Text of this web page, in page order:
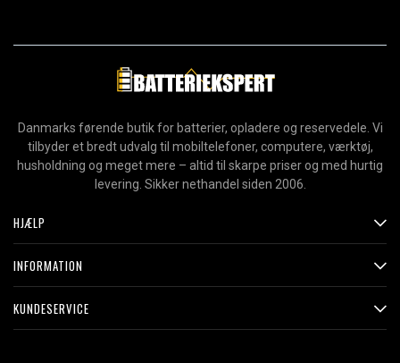
Danmarks førende butik for batterier, opladere og reservedele. Vi
tilbyder et bredt udvalg til mobiltelefoner, computere, værktøj,
husholdning og meget mere – altid til skarpe priser og med hurtig
levering. Sikker nethandel siden 2006.
HJÆLP
INFORMATION
KUNDESERVICE